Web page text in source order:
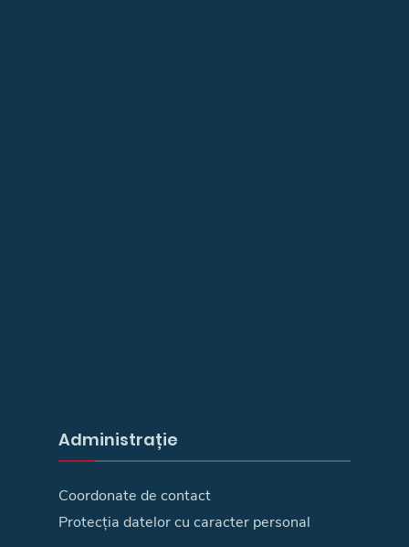
Administrație
Coordonate de contact
Protecția datelor cu caracter personal